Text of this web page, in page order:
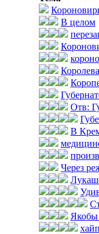
В целом
Отв:
В
Через
Якобы
хайп